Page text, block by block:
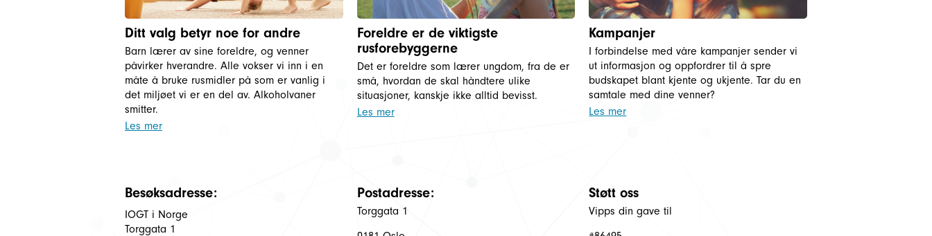
Ditt valg betyr noe for andre
Barn lærer av sine foreldre, og venner
påvirker hverandre. Alle vokser vi inn i en
måte å bruke rusmidler på som er vanlig i
det miljøet vi er en del av. Alkoholvaner
smitter.
Les mer
Foreldre er de viktigste
rusforebyggerne
Det er foreldre som lærer ungdom, fra de er
små, hvordan de skal håndtere ulike
situasjoner, kanskje ikke alltid bevisst.
Les mer
Kampanjer
I forbindelse med våre kampanjer sender vi
ut informasjon og oppfordrer til å spre
budskapet blant kjente og ukjente. Tar du en
samtale med dine venner?
Les mer
Besøksadresse:
IOGT i Norge
Torggata 1
Postadresse:
Torggata 1
Støtt oss
Vipps din gave til